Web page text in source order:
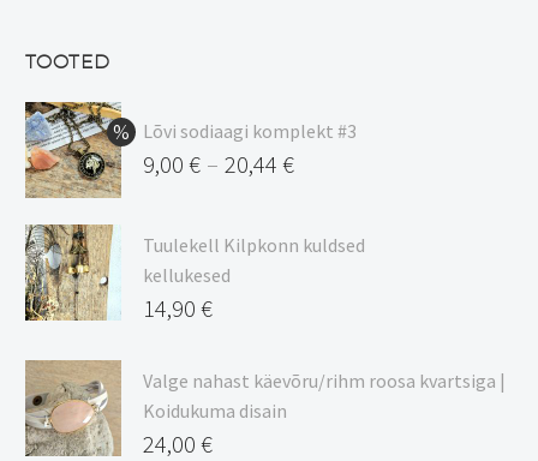
TOOTED
Lõvi sodiaagi komplekt #3
9,00 € – 20,44 €
9,00 €
kuni
20,44 €
Tuulekell Kilpkonn kuldsed
kellukesed
14,90 €
Valge nahast käevõru/rihm roosa kvartsiga |
Koidukuma disain
24,00 €